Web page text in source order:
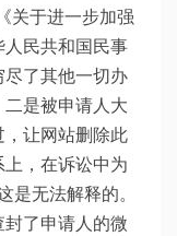
关于进一步加强
民共和国民事
了其他一切办
是被申请人大
让网站删除此
，在诉讼中为
是无法解释的。
了申请人的微